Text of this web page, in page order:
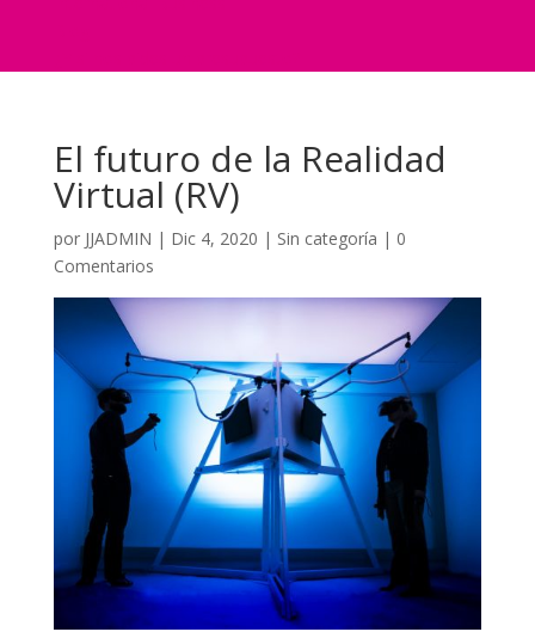
El futuro de la Realidad
Virtual (RV)
por JJADMIN | Dic 4, 2020 | Sin categoría | 0
Comentarios